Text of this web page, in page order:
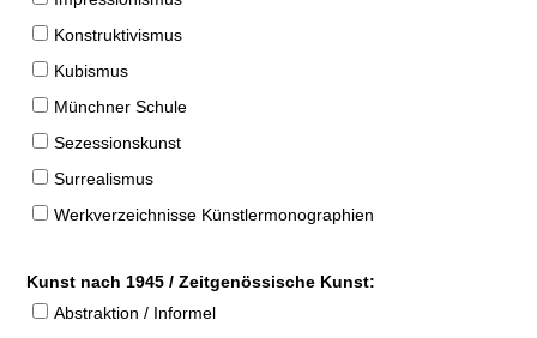
Konstruktivismus
Kubismus
Münchner Schule
Sezessionskunst
Surrealismus
Werkverzeichnisse Künstlermonographien
Kunst nach 1945 / Zeitgenössische Kunst:
Abstraktion / Informel